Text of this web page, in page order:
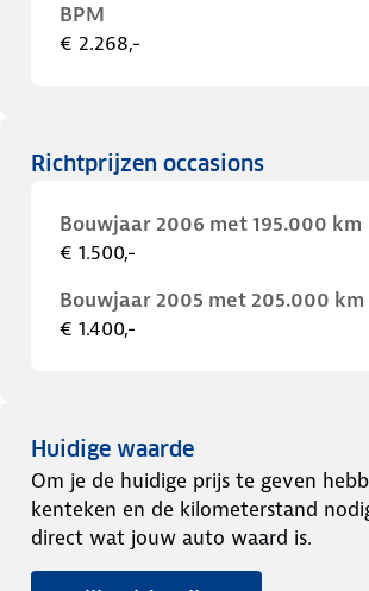
BPM
€ 2.268,-
Richtprijzen occasions
Bouwjaar 2006 met 195.000 km
€ 1.500,-
Bouwjaar 2005 met 205.000 km
€ 1.400,-
Huidige waarde
Om je de huidige prijs te geven
kenteken en de kilometerstand
direct wat jouw auto waard is.